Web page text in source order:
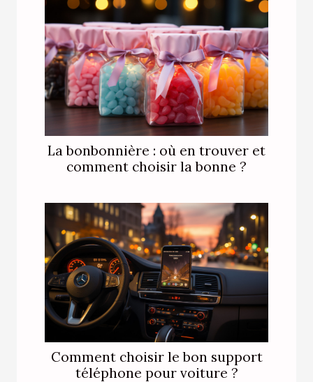
La bonbonnière : où en trouver et
comment choisir la bonne ?
Comment choisir le bon support
téléphone pour voiture ?